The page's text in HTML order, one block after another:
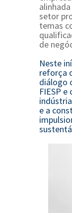
setor
temas
de
Neste
reforça
diálogo
FIESP
e a